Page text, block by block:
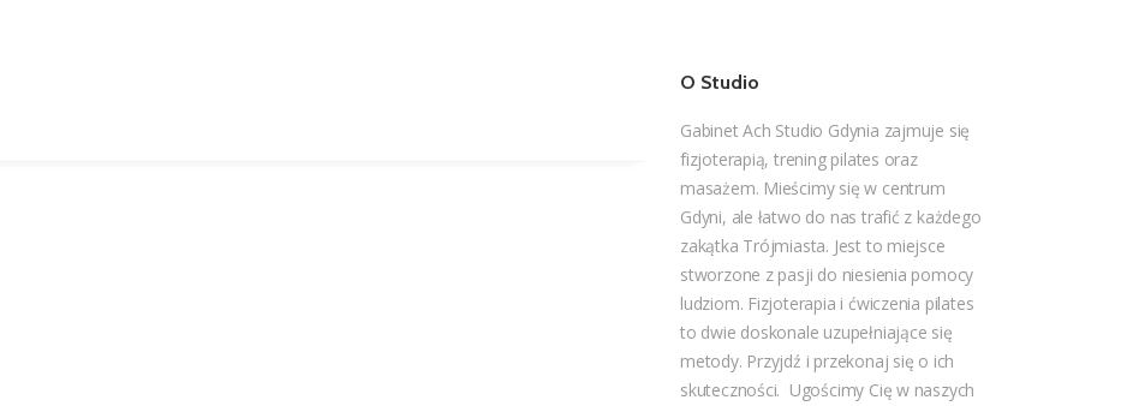
O Studio
Gabinet Ach Studio Gdynia zajmuje się
fizjoterapią, trening pilates oraz
masażem. Mieścimy się w centrum
Gdyni, ale łatwo do nas trafić z każdego
zakątka Trójmiasta. Jest to miejsce
stworzone z pasji do niesienia pomocy
ludziom. Fizjoterapia i ćwiczenia pilates
to dwie doskonale uzupełniające się
metody. Przyjdź i przekonaj się o ich
skuteczności. Ugościmy Cię w naszych